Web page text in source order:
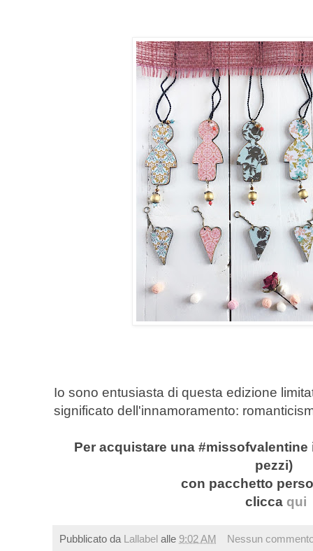
Io sono entusiasta di questa edizione
significato dell'innamoramento:
Per acquistare una
pezzi)
con pacchetto
clicca qui
Pubblicato da Lallabel alle 9:02 AM
Nessun